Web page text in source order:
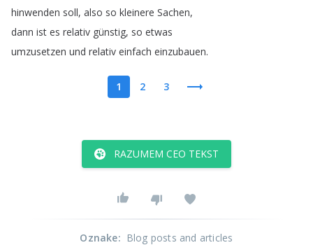
hinwenden soll, also so kleinere Sachen,
dann ist es relativ günstig, so etwas
umzusetzen und relativ einfach einzubauen.
1 2 3
RAZUMEM CEO TEKST
Oznake: Blog posts and articles